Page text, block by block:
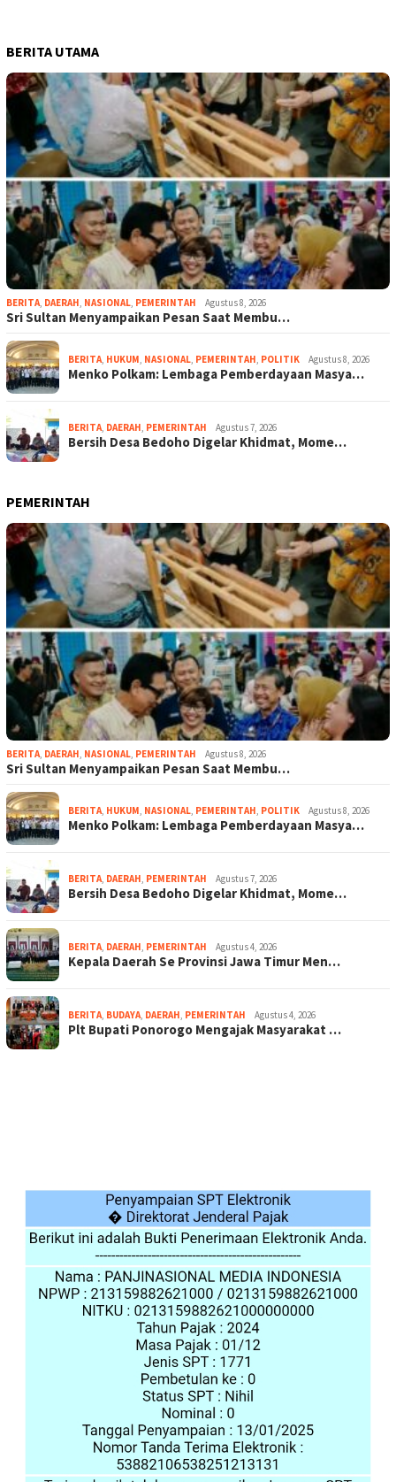
BERITA UTAMA
BERITA, DAERAH, NASIONAL, PEMERINTAH Agustus 8, 2026
Sri Sultan Menyampaikan Pesan Saat Membu…
BERITA, HUKUM, NASIONAL, PEMERINTAH, POLITIK Agustus 8, 2026
Menko Polkam: Lembaga Pemberdayaan Masya…
BERITA, DAERAH, PEMERINTAH Agustus 7, 2026
Bersih Desa Bedoho Digelar Khidmat, Mome…
PEMERINTAH
BERITA, DAERAH, NASIONAL, PEMERINTAH Agustus 8, 2026
Sri Sultan Menyampaikan Pesan Saat Membu…
BERITA, HUKUM, NASIONAL, PEMERINTAH, POLITIK Agustus 8, 2026
Menko Polkam: Lembaga Pemberdayaan Masya…
BERITA, DAERAH, PEMERINTAH Agustus 7, 2026
Bersih Desa Bedoho Digelar Khidmat, Mome…
BERITA, DAERAH, PEMERINTAH Agustus 4, 2026
Kepala Daerah Se Provinsi Jawa Timur Men…
BERITA, BUDAYA, DAERAH, PEMERINTAH Agustus 4, 2026
Plt Bupati Ponorogo Mengajak Masyarakat …